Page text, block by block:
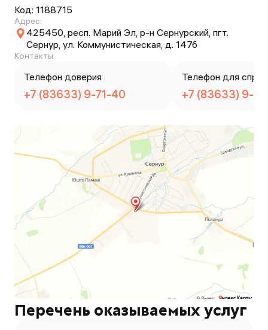
Код: 1188715
Адрес:
425450, респ. Марий Эл, р-н Сернурский, пгт.
Сернур, ул. Коммунистическая, д. 147б
Контакты:
Телефон доверия
+7 (83633) 9-71-40
Телефон для
+7 (83633) 9-
Перечень оказываемых услуг